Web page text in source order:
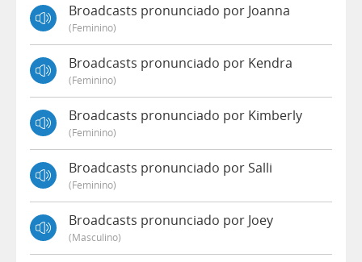
Broadcasts pronunciado por Joanna
(feminino)
Broadcasts pronunciado por Kendra
(feminino)
Broadcasts pronunciado por Kimberly
(feminino)
Broadcasts pronunciado por Salli
(feminino)
Broadcasts pronunciado por Joey
(masculino)